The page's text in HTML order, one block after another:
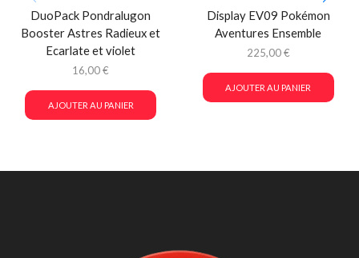
DuoPack Pondralugon
Booster Astres Radieux et
Ecarlate et violet
16,00€
AJOUTER AU PANIER
Display EV09 Pokémon
Aventures Ensemble
225,00€
AJOUTER AU PANIER